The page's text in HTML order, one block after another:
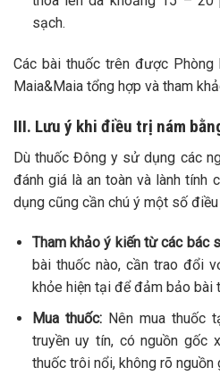
sạch.
Các bài thuốc trên được Phòng
Maia&Maia tổng hợp và tham
III. Lưu ý khi điều trị nám
Dù thuốc Đông y sử dụng các
đánh giá là an toàn và lành tính
dụng cũng cần chú ý một số điều
Tham khảo ý kiến từ các bác
bài thuốc nào, cần trao đổi
khỏe hiện tại để đảm bảo bài
Mua thuốc: Nên mua thuốc
truyền uy tín, có nguồn gốc
thuốc trôi nổi, không rõ nguồn